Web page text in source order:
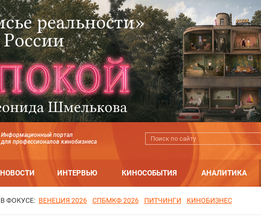
Информационный портал
для профессионалов кинобизнеса
НОВОСТИ ИНТЕРВЬЮ КИНОСОБЫТИЯ АНАЛИТИКА
В ФОКУСЕ: ВЕНЕЦИЯ 2026 СПБМКФ 2026 ПИТЧИНГИ КИНОБИЗНЕС